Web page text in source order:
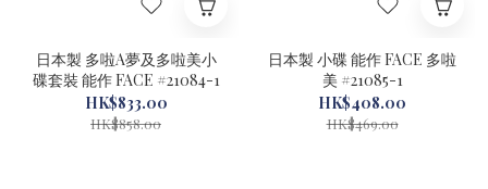
日本製 多啦A夢及多啦美小
碟套裝 能作 FACE #21084-1
HK$833.00
HK$858.00
日本製 小碟 能作 FACE 多啦
美 #21085-1
HK$408.00
HK$469.00